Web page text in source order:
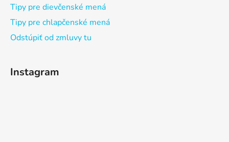
Tipy pre dievčenské mená
Tipy pre chlapčenské mená
Odstúpiť od zmluvy tu
Instagram